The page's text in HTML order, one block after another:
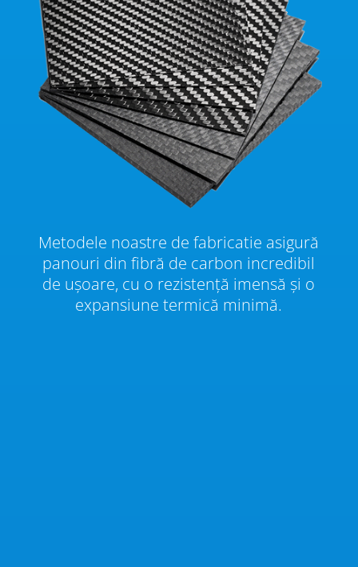
Metodele noastre de fabricatie asigură
panouri din fibră de carbon incredibil
de ușoare, cu o rezistență imensă și o
expansiune termică minimă.